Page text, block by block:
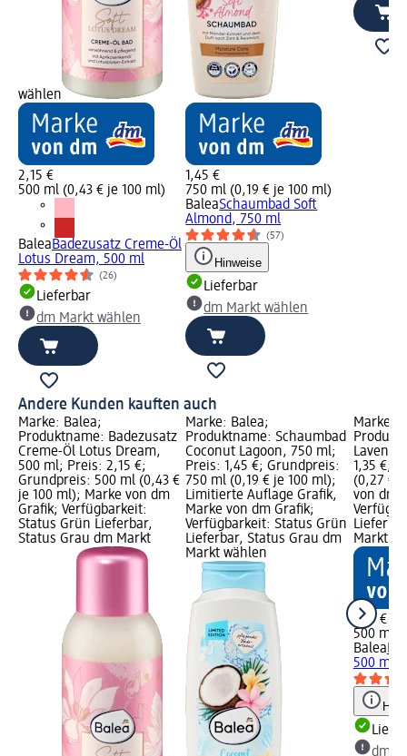
wählen
2,15 €
500 ml (0,43 € je 100 ml)
BaleaBadezusatz Creme-Öl
Lotus Dream, 500 ml
(26)
Lieferbar
dm Markt wählen
1,45 €
750 ml (0,19 € je 100 ml)
BaleaSchaumbad Soft
Almond, 750 ml
(57)
Hinweise
Lieferbar
dm Markt wählen
Andere Kunden kauften auch
Marke: Balea;
Produktname: Badezusatz
Creme-Öl Lotus Dream,
500 ml; Preis: 2,15 €;
Grundpreis: 500 ml (0,43 €
je 100 ml); Marke von dm
Grafik; Verfügbarkeit:
Status Grün Lieferbar,
Status Grau dm Markt
Marke: Balea;
Produktname: Schaumbad
Coconut Lagoon, 750 ml;
Preis: 1,45 €; Grundpreis:
750 ml (0,19 € je 100 ml);
Limitierte Auflage Grafik,
Marke von dm Grafik;
Verfügbarkeit: Status Grün
Lieferbar, Status Grau dm
Markt wählen
Marke:
1,35 €;
(0,27 €
von dm
Markt
1,35 €
500 ml
Balea
500 ml
dm